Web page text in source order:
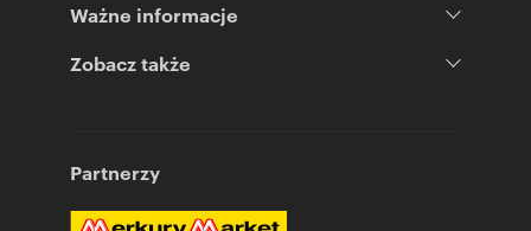
Ważne informacje
Zobacz także
Partnerzy